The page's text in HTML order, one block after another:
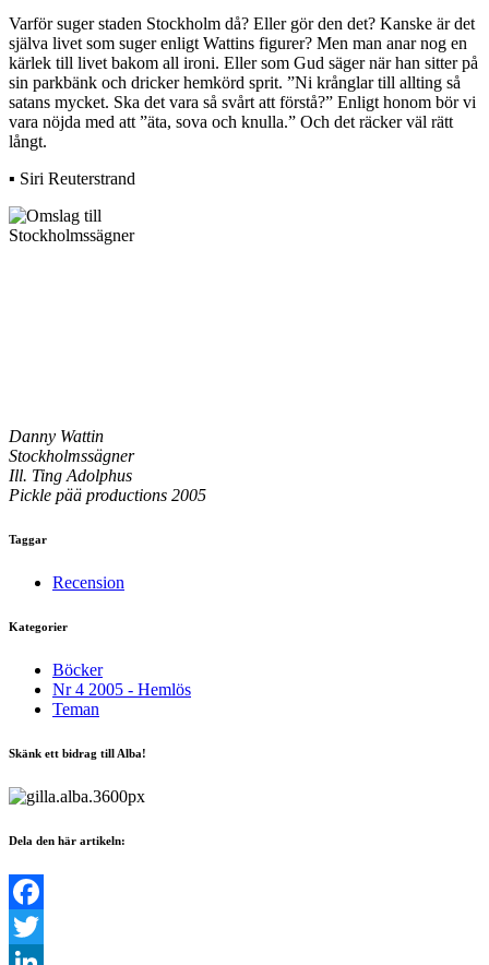
Varför suger staden Stockholm då? Eller gör den det? Kanske är det
själva livet som suger enligt Wattins figurer? Men man anar nog en
kärlek till livet bakom all ironi. Eller som Gud säger när han sitter på
sin parkbänk och dricker hemkörd sprit. ”Ni krånglar till allting så
satans mycket. Ska det vara så svårt att förstå?” Enligt honom bör vi
vara nöjda med att ”äta, sova och knulla.” Och det räcker väl rätt
långt.
▪ Siri Reuterstrand
Danny Wattin
Stockholmssägner
Ill. Ting Adolphus
Pickle pää productions 2005
Taggar
Recension
Kategorier
Böcker
Nr 4 2005 - Hemlös
Teman
Skänk ett bidrag till Alba!
Dela den här artikeln:
Facebook